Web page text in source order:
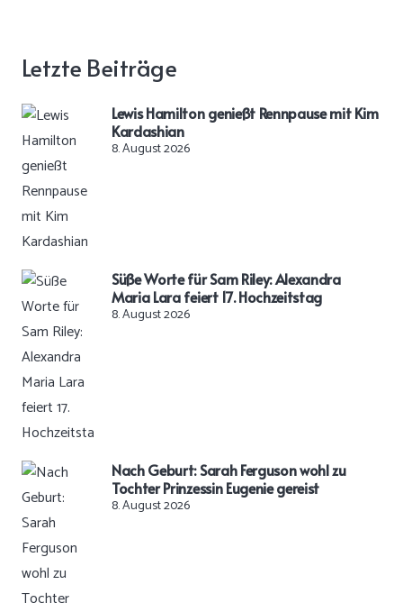
Letzte Beiträge
Lewis Hamilton genießt Rennpause mit Kim
Kardashian
8. August 2026
Süße Worte für Sam Riley: Alexandra
Maria Lara feiert 17. Hochzeitstag
8. August 2026
Nach Geburt: Sarah Ferguson wohl zu
Tochter Prinzessin Eugenie gereist
8. August 2026